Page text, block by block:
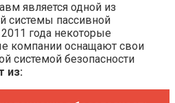
является одной из
системы пассивной
года некоторые
компании оснащают свои
системой безопасности
из: